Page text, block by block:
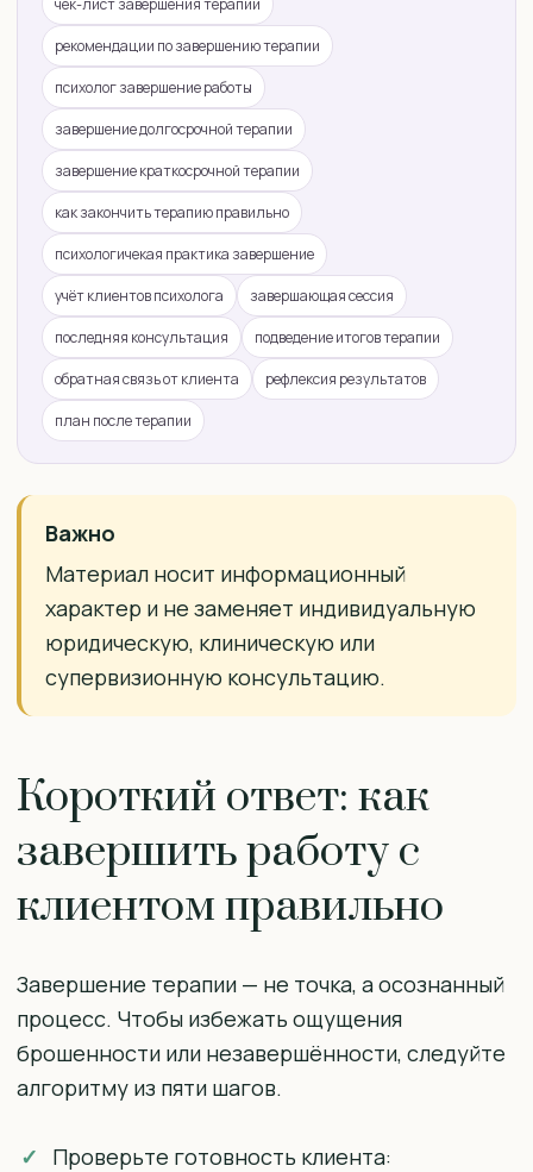
рекомендации по завершению терапии
психолог завершение работы
завершение долгосрочной терапии
завершение краткосрочной терапии
как закончить терапию правильно
психологичекая практика завершение
учёт клиентов психолога завершающая сессия
последняя консультация подведение итогов терапии
обратная связь от клиента рефлексия результатов
план после терапии
Важно
Материал носит информационный
характер и не заменяет индивидуальную
юридическую, клиническую или
супервизионную консультацию.
Короткий ответ: как
завершить работу с
клиентом правильно
Завершение терапии — не точка, а осознанный
процесс. Чтобы избежать ощущения
брошенности или незавершённости, следуйте
алгоритму из пяти шагов.
Проверьте готовность клиента: